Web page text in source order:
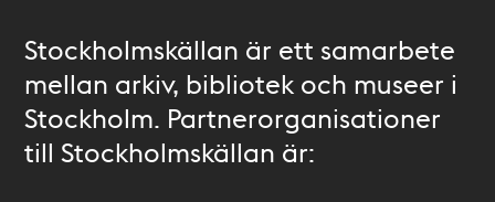
Stockholmskällan är ett samarbete
mellan arkiv, bibliotek och museer i
Stockholm. Partnerorganisationer
till Stockholmskällan är: